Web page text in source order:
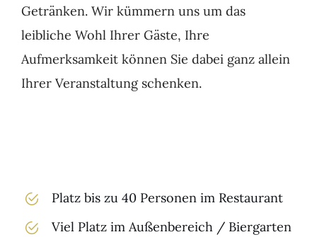
Getränken. Wir kümmern uns um das
leibliche Wohl Ihrer Gäste, Ihre
Aufmerksamkeit können Sie dabei ganz allein
Ihrer Veranstaltung schenken.
Platz bis zu 40 Personen im Restaurant
Viel Platz im Außenbereich / Biergarten